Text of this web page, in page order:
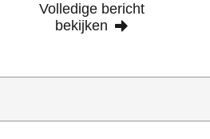
Volledige bericht
bekijken